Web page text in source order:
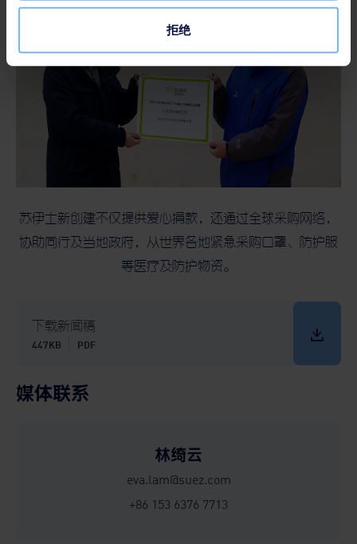
拒绝
苏伊士新创建不仅提供爱心捐款，还通过全球采购网络，
协助同行及当地政府，从世界各地紧急采购口罩、防护服
等医疗及防护物资。
下载新闻稿
447KB PDF
媒体联系
林绮云
eva.lam@suez.com
+86 153 6376 7713